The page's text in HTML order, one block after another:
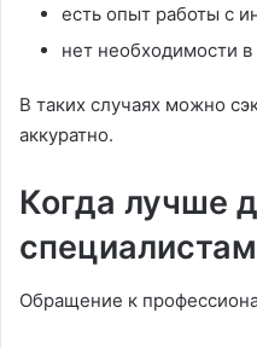
есть опыт работы с
нет необходимости
В таких случаях можно
аккуратно.
Когда лучше
специалистам
Обращение к